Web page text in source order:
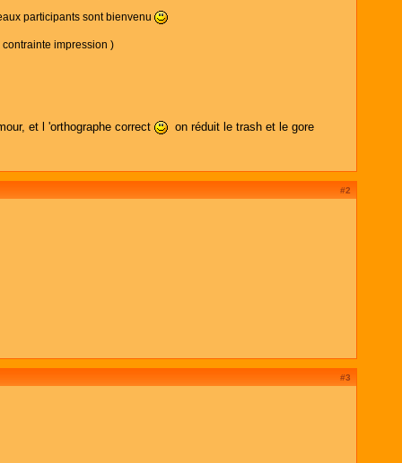
participants sont bienvenu
impression )
et l 'orthographe correct
on réduit le trash et le gore
#2
#3